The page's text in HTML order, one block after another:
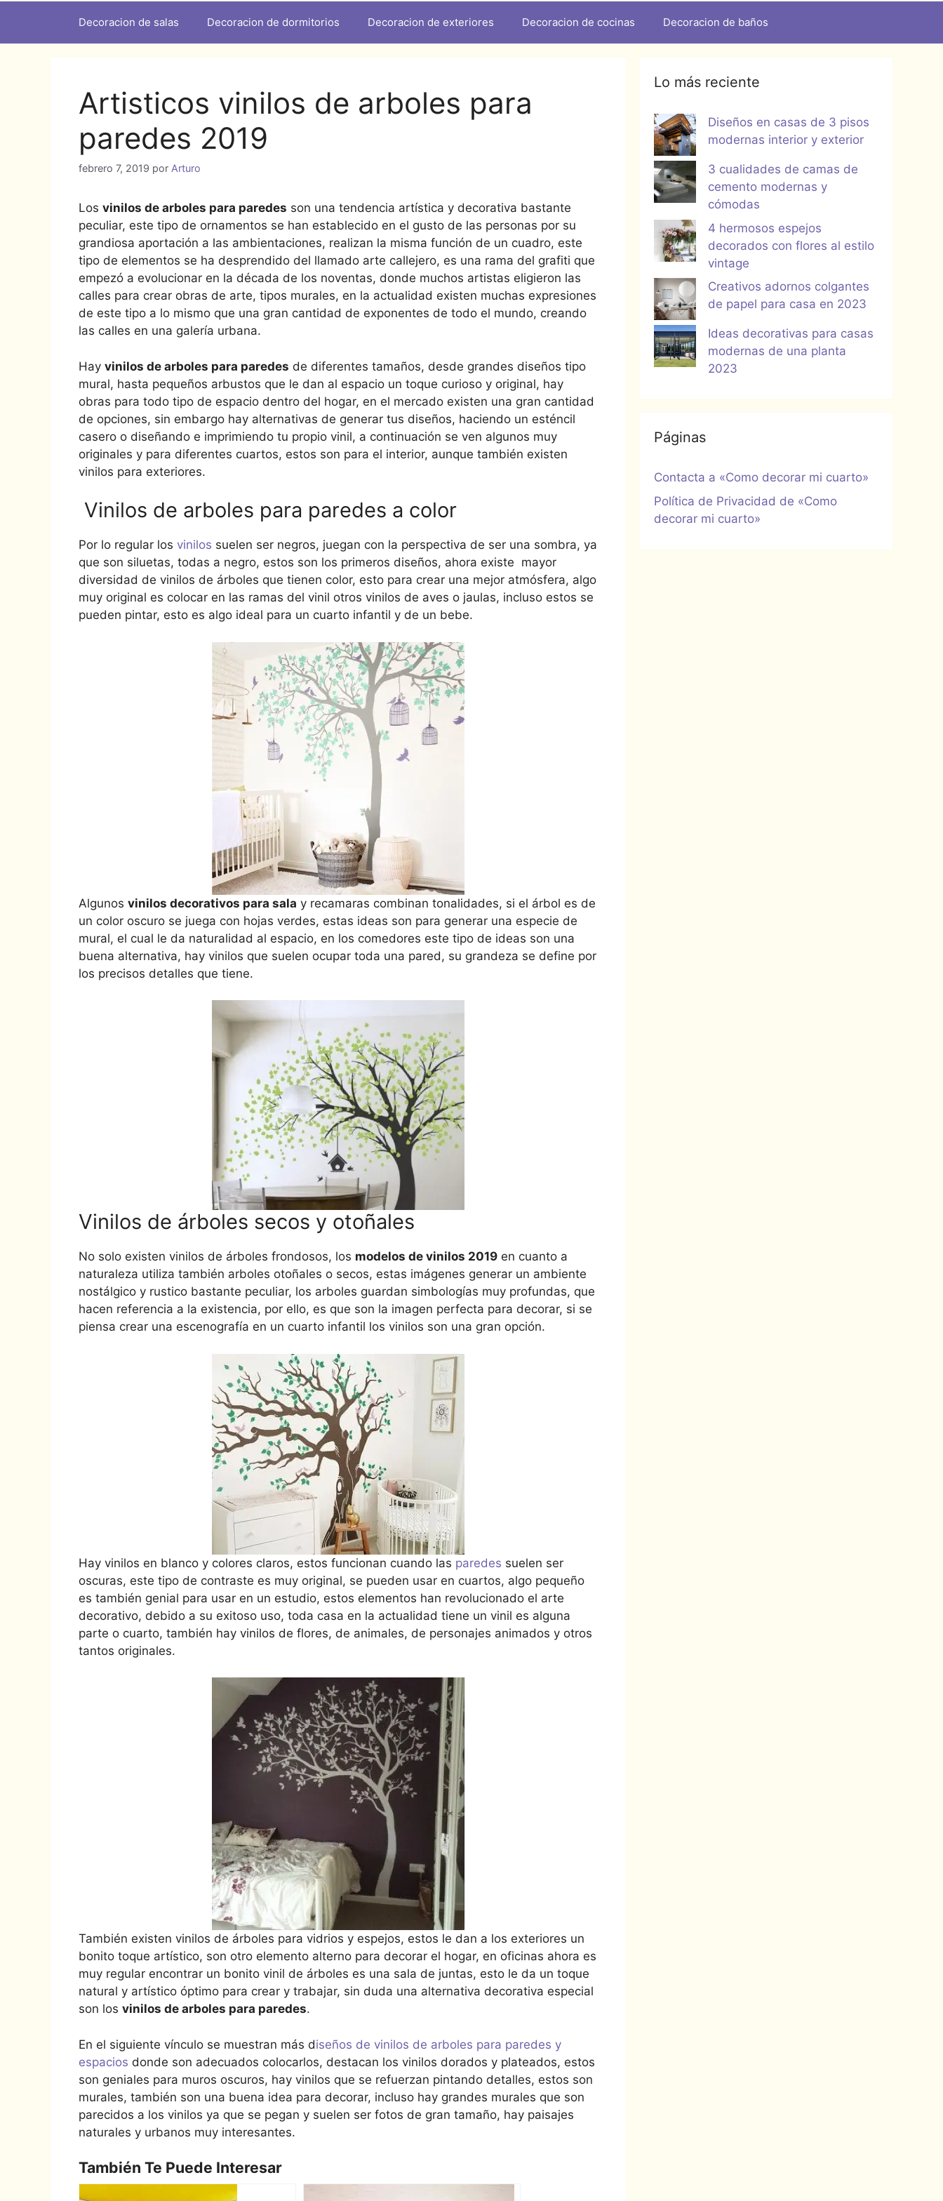
Decoracion de salas Decoracion de dormitorios Decoracion de exteriores Decoracion de cocinas Decoracion de baños
Artisticos vinilos de arboles para
paredes 2019
febrero 7, 2019 por Arturo
Los vinilos de arboles para paredes son una tendencia artística y decorativa bastante
peculiar, este tipo de ornamentos se han establecido en el gusto de las personas por su
grandiosa aportación a las ambientaciones, realizan la misma función de un cuadro, este
tipo de elementos se ha desprendido del llamado arte callejero, es una rama del grafiti que
empezó a evolucionar en la década de los noventas, donde muchos artistas eligieron las
calles para crear obras de arte, tipos murales, en la actualidad existen muchas expresiones
de este tipo a lo mismo que una gran cantidad de exponentes de todo el mundo, creando
las calles en una galería urbana.
Hay vinilos de arboles para paredes de diferentes tamaños, desde grandes diseños tipo
mural, hasta pequeños arbustos que le dan al espacio un toque curioso y original, hay
obras para todo tipo de espacio dentro del hogar, en el mercado existen una gran cantidad
de opciones, sin embargo hay alternativas de generar tus diseños, haciendo un esténcil
casero o diseñando e imprimiendo tu propio vinil, a continuación se ven algunos muy
originales y para diferentes cuartos, estos son para el interior, aunque también existen
vinilos para exteriores.
Vinilos de arboles para paredes a color
Por lo regular los vinilos suelen ser negros, juegan con la perspectiva de ser una sombra, ya
que son siluetas, todas a negro, estos son los primeros diseños, ahora existe mayor
diversidad de vinilos de árboles que tienen color, esto para crear una mejor atmósfera, algo
muy original es colocar en las ramas del vinil otros vinilos de aves o jaulas, incluso estos se
pueden pintar, esto es algo ideal para un cuarto infantil y de un bebe.
Algunos vinilos decorativos para sala y recamaras combinan tonalidades, si el árbol es de
un color oscuro se juega con hojas verdes, estas ideas son para generar una especie de
mural, el cual le da naturalidad al espacio, en los comedores este tipo de ideas son una
buena alternativa, hay vinilos que suelen ocupar toda una pared, su grandeza se define por
los precisos detalles que tiene.
Vinilos de árboles secos y otoñales
No solo existen vinilos de árboles frondosos, los modelos de vinilos 2019 en cuanto a
naturaleza utiliza también arboles otoñales o secos, estas imágenes generar un ambiente
nostálgico y rustico bastante peculiar, los arboles guardan simbologías muy profundas, que
hacen referencia a la existencia, por ello, es que son la imagen perfecta para decorar, si se
piensa crear una escenografía en un cuarto infantil los vinilos son una gran opción.
Hay vinilos en blanco y colores claros, estos funcionan cuando las paredes suelen ser
oscuras, este tipo de contraste es muy original, se pueden usar en cuartos, algo pequeño
es también genial para usar en un estudio, estos elementos han revolucionado el arte
decorativo, debido a su exitoso uso, toda casa en la actualidad tiene un vinil es alguna
parte o cuarto, también hay vinilos de flores, de animales, de personajes animados y otros
tantos originales.
También existen vinilos de árboles para vidrios y espejos, estos le dan a los exteriores un
bonito toque artístico, son otro elemento alterno para decorar el hogar, en oficinas ahora es
muy regular encontrar un bonito vinil de árboles es una sala de juntas, esto le da un toque
natural y artístico óptimo para crear y trabajar, sin duda una alternativa decorativa especial
son los vinilos de arboles para paredes.
En el siguiente vínculo se muestran más diseños de vinilos de arboles para paredes y
espacios donde son adecuados colocarlos, destacan los vinilos dorados y plateados, estos
son geniales para muros oscuros, hay vinilos que se refuerzan pintando detalles, estos son
murales, también son una buena idea para decorar, incluso hay grandes murales que son
parecidos a los vinilos ya que se pegan y suelen ser fotos de gran tamaño, hay paisajes
naturales y urbanos muy interesantes.
También Te Puede Interesar
Lo más reciente
Diseños en casas de 3 pisos
modernas interior y exterior
3 cualidades de camas de
cemento modernas y
cómodas
4 hermosos espejos
decorados con flores al estilo
vintage
Creativos adornos colgantes
de papel para casa en 2023
Ideas decorativas para casas
modernas de una planta
2023
Páginas
Contacta a «Como decorar mi cuarto»
Política de Privacidad de «Como
decorar mi cuarto»